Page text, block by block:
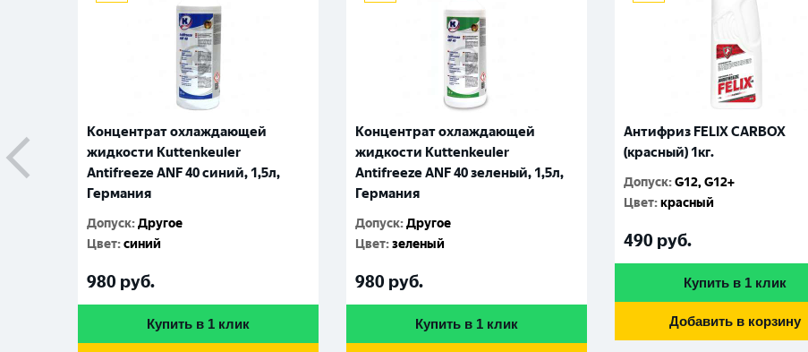
Концентрат охлаждающей
жидкости Kuttenkeuler
Antifreeze ANF 40 синий, 1,5л,
Германия
Допуск:Другое
Цвет:синий
980 руб.
Купить в 1 клик
Концентрат охлаждающей
жидкости Kuttenkeuler
Antifreeze ANF 40 зеленый, 1,5л,
Германия
Допуск:Другое
Цвет:зеленый
980 руб.
Купить в 1 клик
Антифриз FELIX CARBOX
(красный) 1кг.
Допуск:G12, G12+
Цвет:красный
490 руб.
Купить в 1 клик
Добавить в корзину